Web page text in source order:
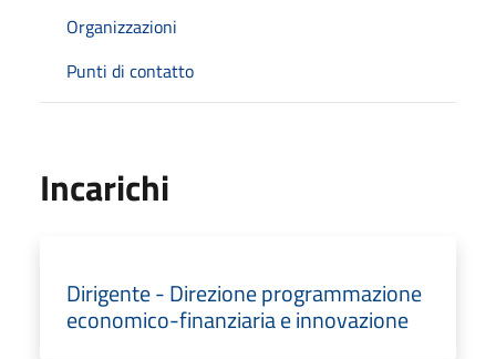
Organizzazioni
Punti di contatto
Incarichi
Dirigente - Direzione programmazione
economico-finanziaria e innovazione